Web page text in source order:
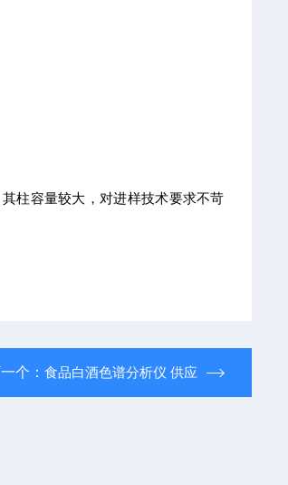
柱容量较大，对进样技术要求不苛
个： 食品白酒色谱分析仪 供应